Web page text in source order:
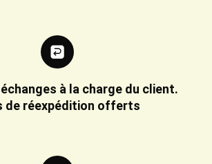
à la charge du client.
de réexpédition offerts